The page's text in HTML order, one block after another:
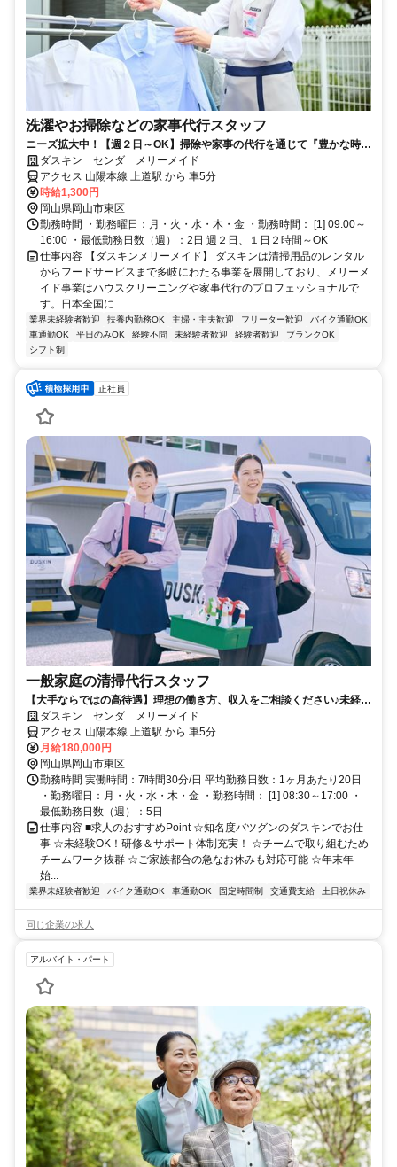
洗濯やお掃除などの家事代行スタッフ
ニーズ拡大中！【週２日～OK】掃除や家事の代行を通じて『豊かな時
間』を提供！やりがいのある仕事です◎
ダスキン センダ メリーメイド
アクセス 山陽本線 上道駅 から 車5分
時給1,300円
岡山県岡山市東区
勤務時間 ・勤務曜日：月・火・水・木・金 ・勤務時間： [1] 09:00～
16:00 ・最低勤務日数（週）：2日 週２日、１日２時間～OK
仕事内容 【ダスキンメリーメイド】 ダスキンは清掃用品のレンタル
からフードサービスまで多岐にわたる事業を展開しており、メリーメ
イド事業はハウスクリーニングや家事代行のプロフェッショナルで
す。日本全国に...
業界未経験者歓迎 扶養内勤務OK 主婦・主夫歓迎 フリーター歓迎
バイク通勤OK
車通勤OK
平日のみOK 経験不問 未経験者歓迎 経験者歓迎
ブランクOK
シフト制
正社員
一般家庭の清掃代行スタッフ
【大手ならではの高待遇】理想の働き方、収入をご相談ください♪未経験
歓迎！ダスキン センダ メリーメイド
アクセス 山陽本線 上道駅 から 車5分
月給180,000円
岡山県岡山市東区
勤務時間 実働時間：7時間30分/日 平均勤務日数：1ヶ月あたり20日
・勤務曜日：月・火・水・木・金 ・勤務時間： [1] 08:30～17:00 ・
最低勤務日数（週）：5日
仕事内容 ■求人のおすすめPoint ☆知名度バツグンのダスキンでお仕
事 ☆未経験OK！研修＆サポート体制充実！ ☆チームで取り組むため
チームワーク抜群 ☆ご家族都合の急なお休みも対応可能 ☆年末年
始...
業界未経験者歓迎 バイク通勤OK 車通勤OK 固定時間制 交通費支給 土日祝休み
同じ企業の求人
アルバイト・パート